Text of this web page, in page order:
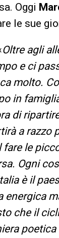
Oggi
le sue
Oltre agli
e ci
molto.
in
di
a razzo
fare le
Ogni
è il
energica
che il